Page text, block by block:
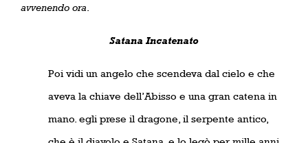
avvenendo ora
Satana Incatenato
Poi vidi un angelo che scendeva dal cielo e che
aveva la chiave dell’Abisso e una gran catena in
mano. egli prese il dragone, il serpente antico,